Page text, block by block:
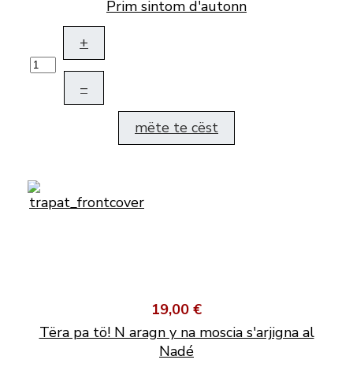
Prim sintom d'autonn
+
–
mëte te cëst
19,00 €
Tëra pa tö! N aragn y na moscia s'arjigna al
Nadé